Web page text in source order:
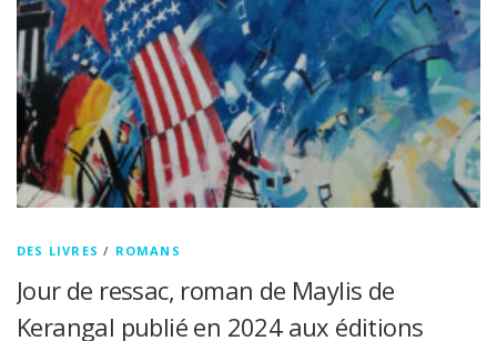
DES LIVRES / ROMANS
Jour de ressac, roman de Maylis de
Kerangal publié en 2024 aux éditions